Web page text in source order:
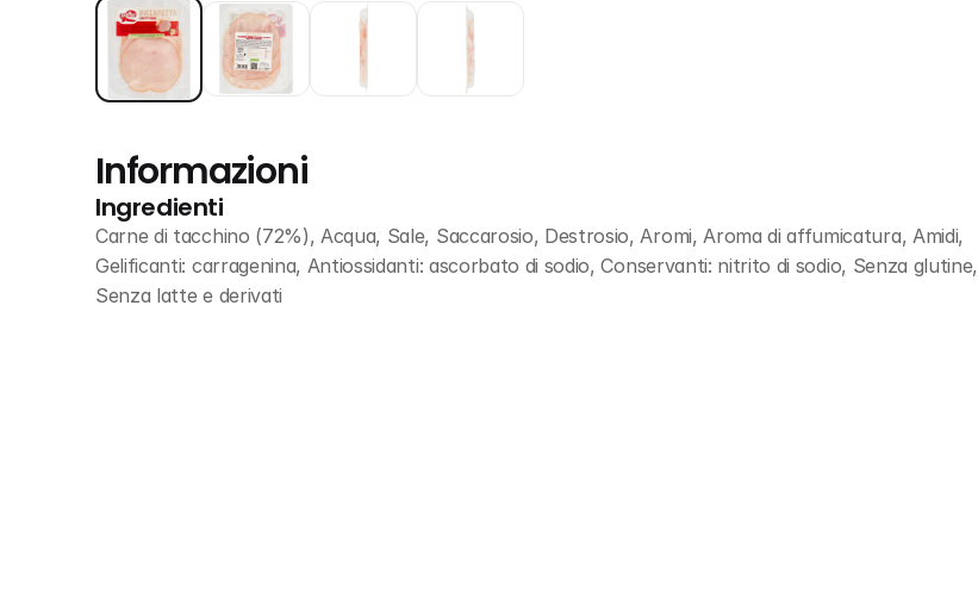
Informazioni
Ingredienti
Carne di tacchino (72%), Acqua, Sale, Saccarosio, Destrosio, Aromi, Aroma di affumicatura, Amidi,
Gelificanti: carragenina, Antiossidanti: ascorbato di sodio, Conservanti: nitrito di sodio, Senza glutine,
Senza latte e derivati